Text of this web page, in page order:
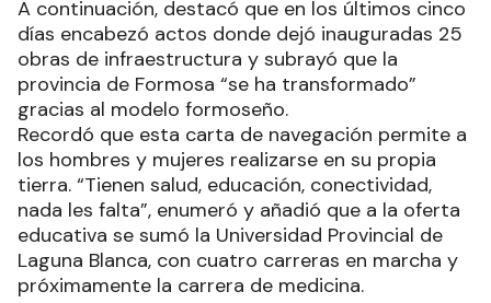
A continuación, destacó que en los últimos cinco
días encabezó actos donde dejó inauguradas 25
obras de infraestructura y subrayó que la
provincia de Formosa “se ha transformado”
gracias al modelo formoseño.
Recordó que esta carta de navegación permite a
los hombres y mujeres realizarse en su propia
tierra. “Tienen salud, educación, conectividad,
nada les falta”, enumeró y añadió que a la oferta
educativa se sumó la Universidad Provincial de
Laguna Blanca, con cuatro carreras en marcha y
próximamente la carrera de medicina.